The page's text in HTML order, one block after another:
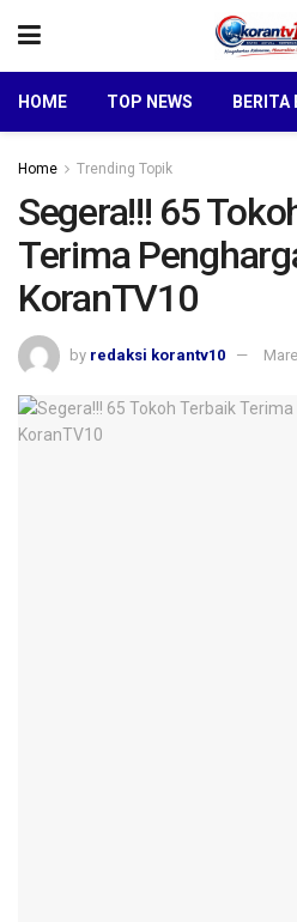
HOME TOP NEWS BERITA
Home Trending Topik
Segera!!! 65
Terima
KoranTV10
by redaksi korantv10